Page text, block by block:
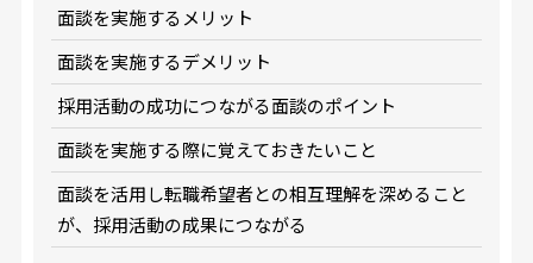
面談を実施するメリット
面談を実施するデメリット
採用活動の成功につながる面談のポイント
面談を実施する際に覚えておきたいこと
面談を活用し転職希望者との相互理解を深めること
が、採用活動の成果につながる